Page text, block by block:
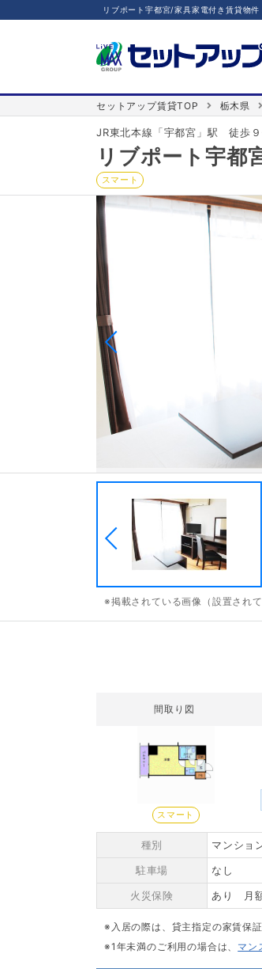
リブポート宇都宮/家具家電付き賃貸物件
セットアップ賃貸TOP 栃木県
JR東北本線「宇都宮」駅 徒歩９
リブポート宇都
スマート
※掲載されている画像（設置され
間取り図
スマート
種別 マンショ
駐車場
なし
火災保険
あり 月
※入居の際は、貸主指定の家賃保
※1年未満のご利用の場合は、 マン